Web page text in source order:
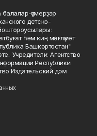
үҫмерҙәр
детско-
һәм киң мәғлүмәт
Башкортостан"
Учредители: Агентство
Республики
Издательский дом